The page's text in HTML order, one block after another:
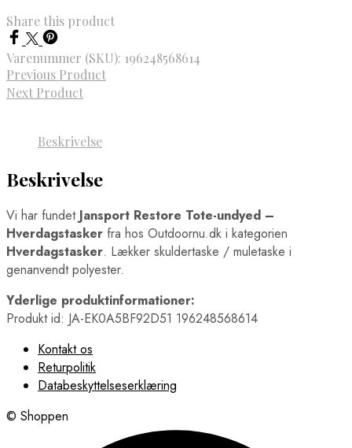
Share this product
Varenummer (SKU): 196248568614
Previous Product
Next Product
Beskrivelse
Beskrivelse
Vi har fundet Jansport Restore Tote-undyed –
Hverdagstasker fra hos Outdoornu.dk i kategorien
Hverdagstasker. Lækker skuldertaske / muletaske i
genanvendt polyester.
Yderlige produktinformationer:
Produkt id: JA-EK0A5BF92D51 196248568614
Kontakt os
Returpolitik
Databeskyttelseserklæring
© Shoppen